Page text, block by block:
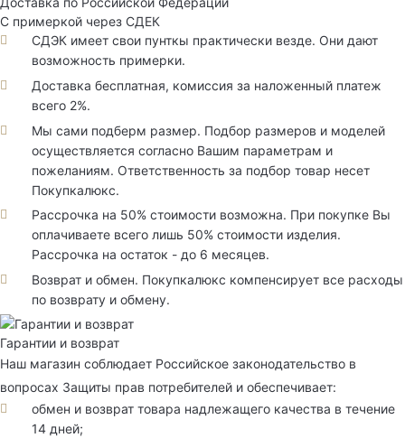
С примеркой через СДЕК
СДЭК имеет свои пунткы практически везде. Они дают
возможность примерки.
Доставка бесплатная, комиссия за наложенный платеж
всего 2%.
Мы сами подберм размер. Подбор размеров и моделей
осуществляется согласно Вашим параметрам и
пожеланиям. Ответственность за подбор товар несет
Покупкалюкс.
Рассрочка на 50% стоимости возможна. При покупке Вы
оплачиваете всего лишь 50% стоимости изделия.
Рассрочка на остаток - до 6 месяцев.
Возврат и обмен. Покупкалюкс компенсирует все расходы
по возврату и обмену.
Гарантии и возврат
Наш магазин соблюдает Российское законодательство в
вопросах Защиты прав потребителей и обеспечивает:
обмен и возврат товара надлежащего качества в течение
14 дней;